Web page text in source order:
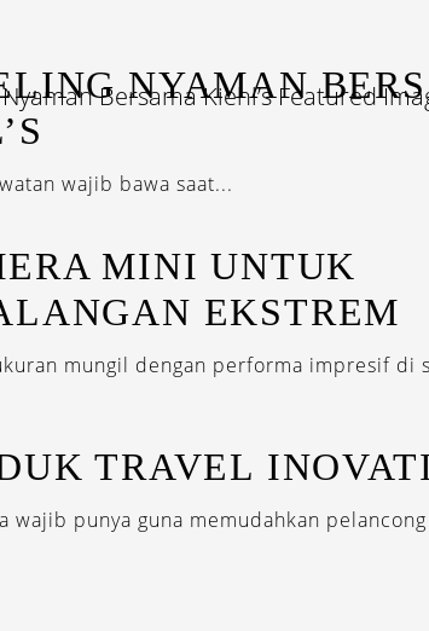
NYAMAN
wajib bawa saat...
MINI UNTUK
EKSTREM
mungil dengan performa impresif di
TRAVEL
wajib punya guna memudahkan pelancong